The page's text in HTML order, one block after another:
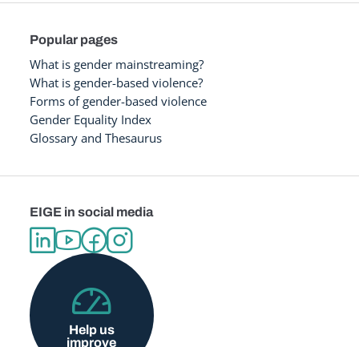
Popular pages
What is gender mainstreaming?
What is gender-based violence?
Forms of gender-based violence
Gender Equality Index
Glossary and Thesaurus
EIGE in social media
Help us
improve